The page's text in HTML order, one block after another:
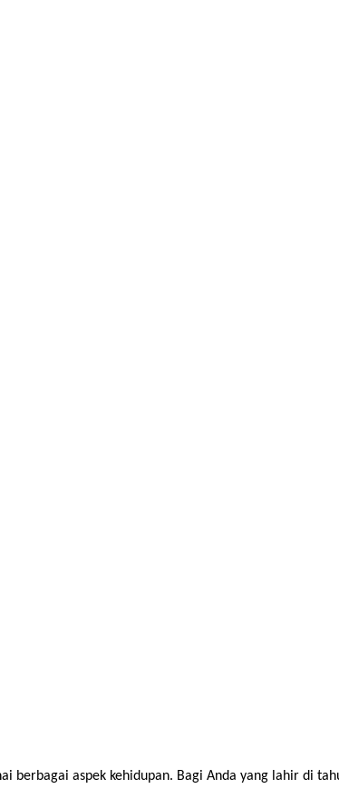
berbagai aspek kehidupan. Bagi Anda yang lahir di